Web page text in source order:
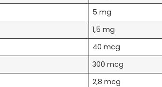
5 mg
1,5 mg
40 mcg
300 mcg
2,8 mcg